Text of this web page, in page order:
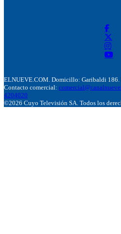
ELNUEVE.COM. Domicillo: Garibaldi
Contacto comercial:
4204020
©2026 Cuyo Televisión SA. Todos los